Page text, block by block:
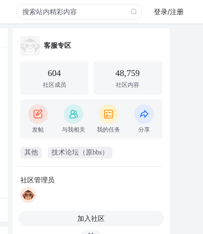
登录/注册
客服专区
604
社区成员
48,759
社区内容
发帖 与我相关 我的任务 分享
其他 技术论坛（原bbs）
社区管理员
加入社区